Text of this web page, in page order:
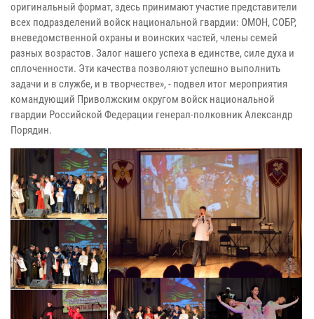
оригинальный формат, здесь принимают участие представители
всех подразделений войск национальной гвардии: ОМОН, СОБР,
вневедомственной охраны и воинских частей, члены семей
разных возрастов. Залог нашего успеха в единстве, силе духа и
сплоченности. Эти качества позволяют успешно выполнить
задачи и в службе, и в творчестве», - подвел итог мероприятия
командующий Приволжским округом войск национальной
гвардии Российской Федерации генерал-полковник Александр
Порядин.